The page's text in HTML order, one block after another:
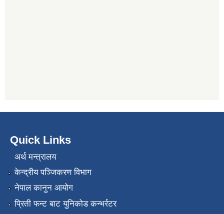
Quick Links
अर्थ मन्त्रालय
केन्द्रीय पञ्जिकरण विभाग
नेपाल कानुन आयोग
प्रिती फन्ट बाट युनिकोड कन्भर्रटर